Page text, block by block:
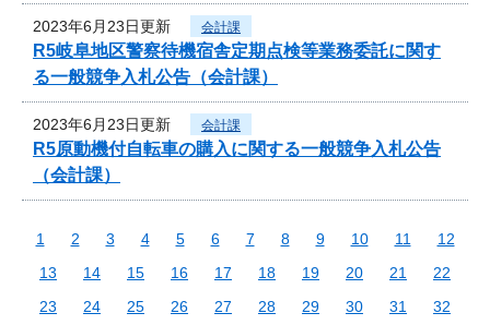
2023年6月23日更新 会計課
R5岐阜地区警察待機宿舎定期点検等業務委託に関す
る一般競争入札公告（会計課）
2023年6月23日更新 会計課
R5原動機付自転車の購入に関する一般競争入札公告
（会計課）
1 2 3 4 5 6 7 8 9 10 11
12
13
14 15 16 17 18 19 20 21
22
23
24 25 26 27 28 29 30 31
32